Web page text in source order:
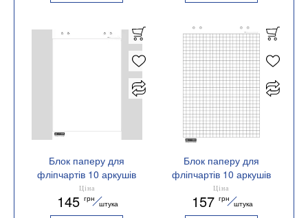
Блок паперу для
фліпчартів 10 аркушів
64х90 см Buromax
BM.2294
Ціна
145 грн
штука
Блок паперу для
фліпчартів 10 аркушів
клітинка 64х90см
Buromax BM.2295
Ціна
157 грн
штука